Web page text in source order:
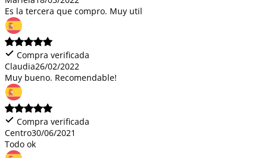
Es la tercera que compro. Muy util
Compra verificada
Claudia26/02/2022
Muy bueno. Recomendable!
Compra verificada
Centro30/06/2021
Todo ok